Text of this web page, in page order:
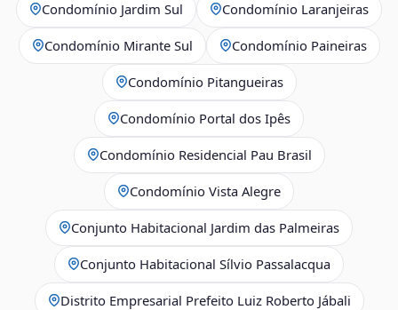
Condomínio Jardim Sul Condomínio Laranjeiras
Condomínio Mirante Sul Condomínio Paineiras
Condomínio Pitangueiras
Condomínio Portal dos Ipês
Condomínio Residencial Pau Brasil
Condomínio Vista Alegre
Conjunto Habitacional Jardim das Palmeiras
Conjunto Habitacional Sílvio Passalacqua
Distrito Empresarial Prefeito Luiz Roberto Jábali